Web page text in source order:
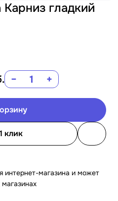
гладкий
− +
клик
интернет-магазина и может